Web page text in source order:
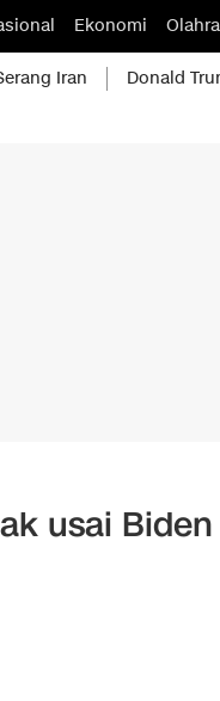
Ekonomi
Iran Donald
usai